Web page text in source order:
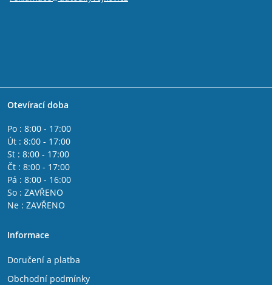
Otevírací doba
Po : 8:00 - 17:00
Út : 8:00 - 17:00
St : 8:00 - 17:00
Čt : 8:00 - 17:00
Pá : 8:00 - 16:00
So : ZAVŘENO
Ne : ZAVŘENO
Informace
Doručení a platba
Obchodní podmínky